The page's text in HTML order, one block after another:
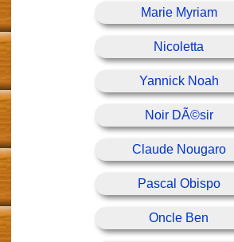
Marie Myriam
Nicoletta
Yannick Noah
Noir DÃ©sir
Claude Nougaro
Pascal Obispo
Oncle Ben